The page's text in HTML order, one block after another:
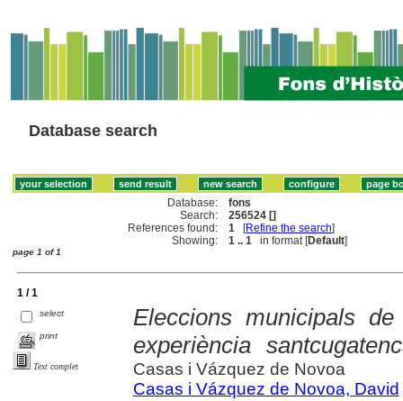
Database search
Database:
fons
Search:
256524 []
References found:
1 [Refine the search]
Showing:
1 .. 1 in format [Default]
page 1 of 1
1 / 1
select
print
Text complet
Eleccions municipals
experiència
Casas i Vázquez de Novoa
Casas i Vázquez de Novoa, David